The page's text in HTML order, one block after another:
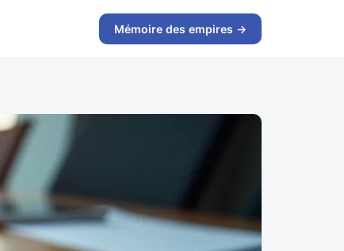
Mémoire des empires →